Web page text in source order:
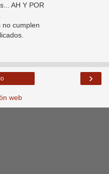
AH Y POR
no cumplen
›
web